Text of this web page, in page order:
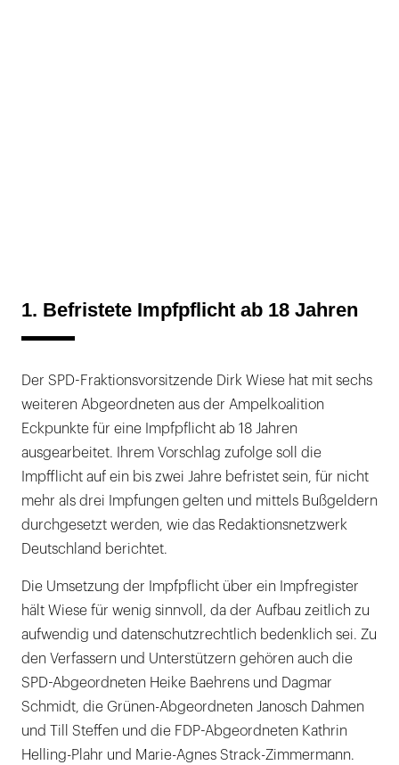
1. Befristete Impfpflicht ab 18 Jahren
Der SPD-Fraktionsvorsitzende Dirk Wiese hat mit sechs
weiteren Abgeordneten aus der Ampelkoalition
Eckpunkte für eine Impfpflicht ab 18 Jahren
ausgearbeitet. Ihrem Vorschlag zufolge soll die
Impfflicht auf ein bis zwei Jahre befristet sein, für nicht
mehr als drei Impfungen gelten und mittels Bußgeldern
durchgesetzt werden, wie das Redaktionsnetzwerk
Deutschland berichtet.
Die Umsetzung der Impfpflicht über ein Impfregister
hält Wiese für wenig sinnvoll, da der Aufbau zeitlich zu
aufwendig und datenschutzrechtlich bedenklich sei. Zu
den Verfassern und Unterstützern gehören auch die
SPD-Abgeordneten Heike Baehrens und Dagmar
Schmidt, die Grünen-Abgeordneten Janosch Dahmen
und Till Steffen und die FDP-Abgeordneten Kathrin
Helling-Plahr und Marie-Agnes Strack-Zimmermann.